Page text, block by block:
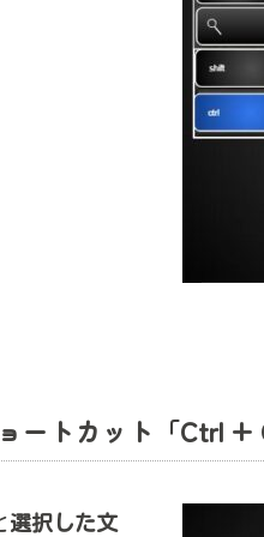
ートカット「Ctrl +
選択した文